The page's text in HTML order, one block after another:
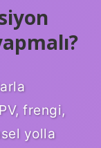
frengi,
yolla